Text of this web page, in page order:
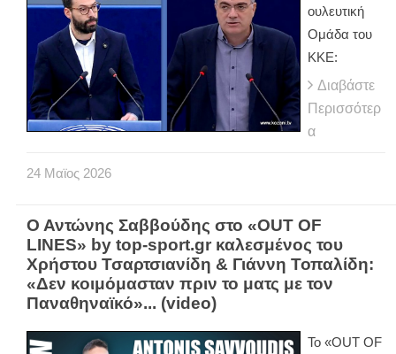
ουλευτική
Ομάδα του
ΚΚΕ:
Διαβάστε
Περισσότερ
α
24 Μαϊος 2026
Ο Αντώνης Σαββούδης στο «OUT OF
LINES» by top-sport.gr καλεσμένος του
Χρήστου Τσαρτσιανίδη & Γιάννη Τοπαλίδη:
«Δεν κοιμόμασταν πριν το ματς με τον
Παναθηναϊκό»... (video)
Το «OUT OF